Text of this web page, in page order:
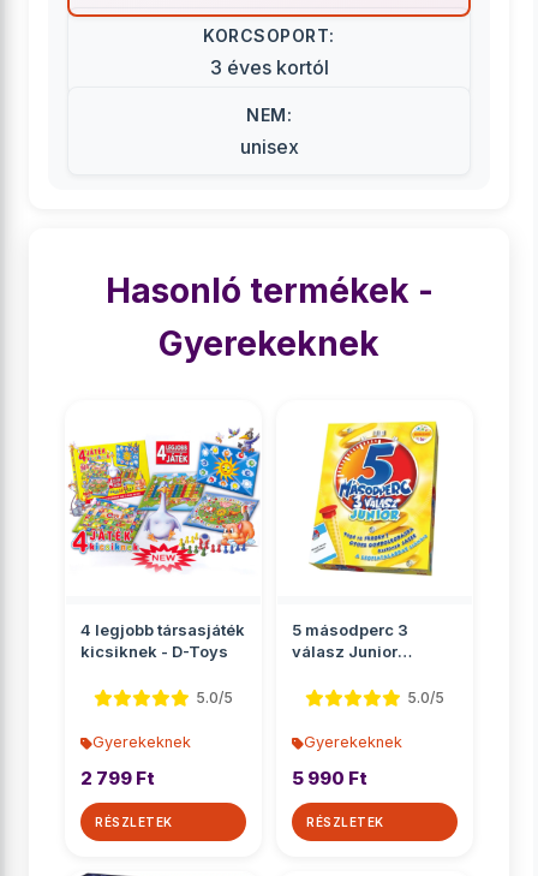
KORCSOPORT:
3 éves kortól
NEM:
unisex
Hasonló termékek -
Gyerekeknek
4 legjobb társasjáték
kicsiknek - D-Toys
5.0/5
Gyerekeknek
2 799 Ft
RÉSZLETEK
5 másodperc 3
válasz Junior
5.0/5
Gyerekeknek
5 990 Ft
RÉSZLETEK